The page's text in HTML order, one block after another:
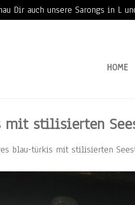
Dir auch unsere Sarongs in L
HOME
mit stilisierten
blau-türkis mit stilisierten